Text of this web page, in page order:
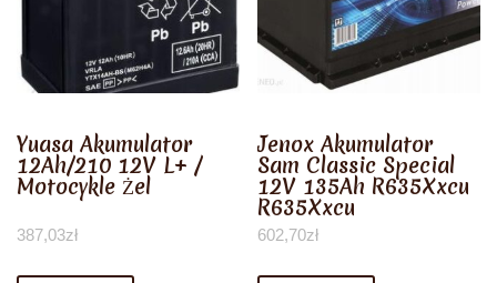
Yuasa Akumulator
12Ah/210 12V L+ /
Motocykle Żel
387,03zł
Jenox Akumulator
Sam Classic Special
12V 135Ah R635Xxcu
R635Xxcu
602,70zł